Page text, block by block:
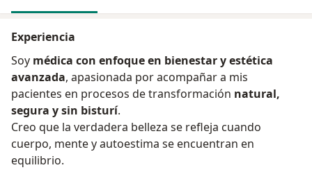
Experiencia
Soy médica con enfoque en bienestar y estética
avanzada, apasionada por acompañar a mis
pacientes en procesos de transformación natural,
segura y sin bisturí.
Creo que la verdadera belleza se refleja cuando
cuerpo, mente y autoestima se encuentran en
equilibrio.